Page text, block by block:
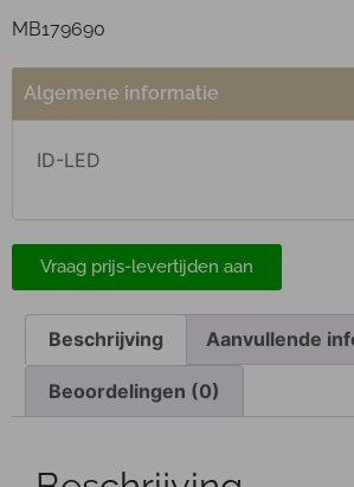
MB179690
Algemene informatie
ID-LED
Vraag prijs-levertijden aan
Beschrijving Aanvullende
Beoordelingen (0)